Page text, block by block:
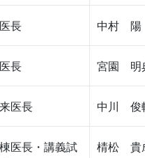
長 中村 陽
長 宮園 明
医長 中川 俊
医長・講義試
棈松 貴